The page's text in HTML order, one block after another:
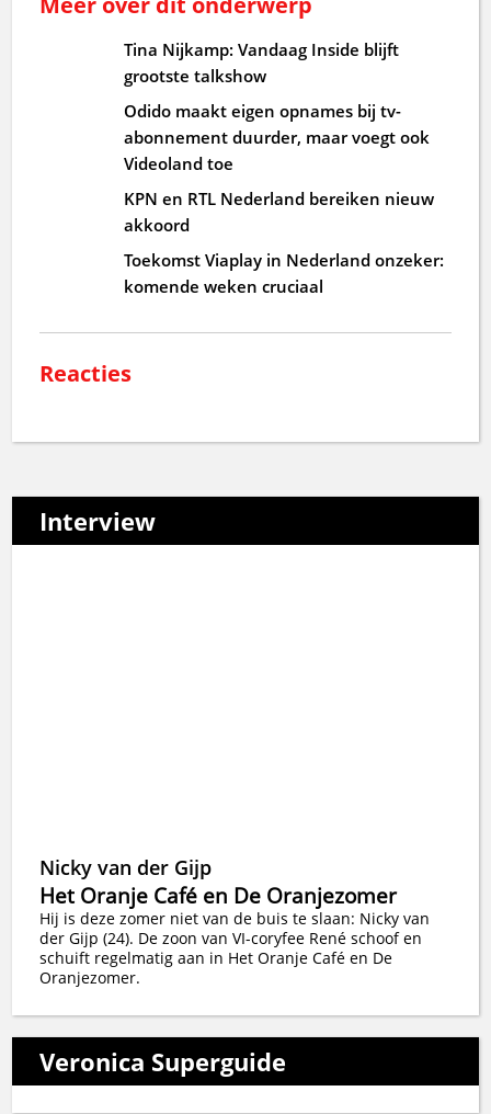
Tina Nijkamp: Vandaag Inside blijft
grootste talkshow
Odido maakt eigen opnames bij tv-
abonnement duurder, maar voegt ook
Videoland toe
KPN en RTL Nederland bereiken nieuw
akkoord
Toekomst Viaplay in Nederland onzeker:
komende weken cruciaal
Reacties
Interview
Nicky van der Gijp
Het Oranje Café en De Oranjezomer
Hij is deze zomer niet van de buis te slaan: Nicky van
der Gijp (24). De zoon van VI-coryfee René schoof en
schuift regelmatig aan in Het Oranje Café en De
Oranjezomer.
Veronica Superguide